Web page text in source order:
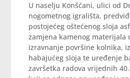
U naselju Konšćani, ulici od
nogometnog igrališta,
postojećeg oštećenog sloja
zamjena kamenog materijala
izravnanje površine kolnika,
habajućeg sloja te uređenje
završetka radova vrijednih